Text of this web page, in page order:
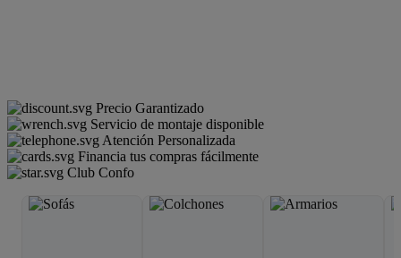
Precio Garantizado
Servicio de montaje disponible
Atención Personalizada
Financia tus compras fácilmente
Club Confo